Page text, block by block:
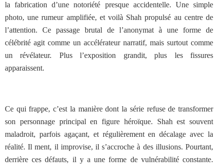
la fabrication d’une notoriété presque accidentelle. Une simple
photo, une rumeur amplifiée, et voilà Shah propulsé au centre de
l’attention. Ce passage brutal de l’anonymat à une forme de
célébrité agit comme un accélérateur narratif, mais surtout comme
un révélateur. Plus l’exposition grandit, plus les fissures
apparaissent.
Ce qui frappe, c’est la manière dont la série refuse de transformer
son personnage principal en figure héroïque. Shah est souvent
maladroit, parfois agaçant, et régulièrement en décalage avec la
réalité. Il ment, il improvise, il s’accroche à des illusions. Pourtant,
derrière ces défauts, il y a une forme de vulnérabilité constante.